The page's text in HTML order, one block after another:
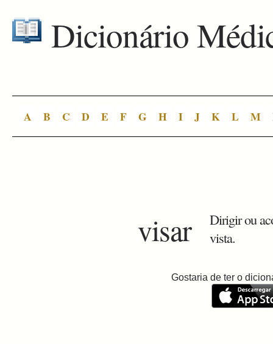
Dicionário
A B C D E F G H I J K L M
visar
Dirigir ou
vista.
Gostaria de ter o